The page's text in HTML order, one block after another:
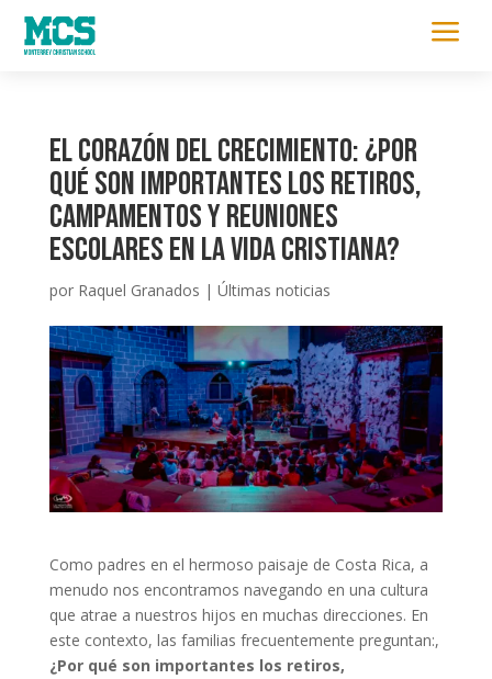
a
El Corazón del Crecimiento: ¿Por
qué son importantes los retiros,
campamentos y reuniones
escolares en la vida cristiana?
por Raquel Granados | Últimas noticias
Como padres en el hermoso paisaje de Costa Rica, a
menudo nos encontramos navegando en una cultura
que atrae a nuestros hijos en muchas direcciones. En
este contexto, las familias frecuentemente preguntan:,
¿Por qué son importantes los retiros,